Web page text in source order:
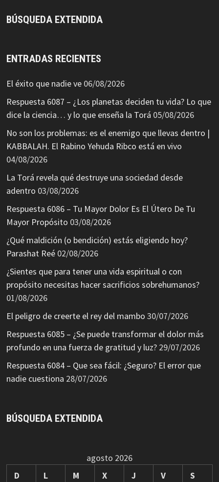
BÚSQUEDA EXTENDIDA
ENTRADAS RECIENTES
El éxito que nadie ve 06/08/2026
Respuesta 6087 – ¿Los planetas deciden tu vida? Lo que
dice la ciencia… y lo que enseña la Torá 05/08/2026
No son los problemas: es el enemigo que llevas dentro |
KABBALAH. El Rabino Yehuda Ribco está en vivo
04/08/2026
La Torá revela qué destruye una sociedad desde
adentro 03/08/2026
Respuesta 6086 – Tu Mayor Dolor Es El Útero De Tu
Mayor Propósito 03/08/2026
¿Qué maldición (o bendición) estás eligiendo hoy?
Parashat Reé 02/08/2026
¿Sientes que para tener una vida espiritual o con
propósito necesitas hacer sacrificios sobrehumanos?
01/08/2026
El peligro de creerte el rey del mambo 30/07/2026
Respuesta 6085 – ¿Se puede transformar el dolor más
profundo en una fuerza de gratitud y luz? 29/07/2026
Respuesta 6084 – Que sea fácil: ¿Seguro? El error que
nadie cuestiona 28/07/2026
BÚSQUEDA EXTENDIDA
agosto 2026
D
L M X J V
S